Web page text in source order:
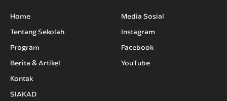
Home
Tentang Sekolah
Program
Berita & Artikel
Kontak
SIAKAD
Media Sosial
Instagram
Facebook
YouTube